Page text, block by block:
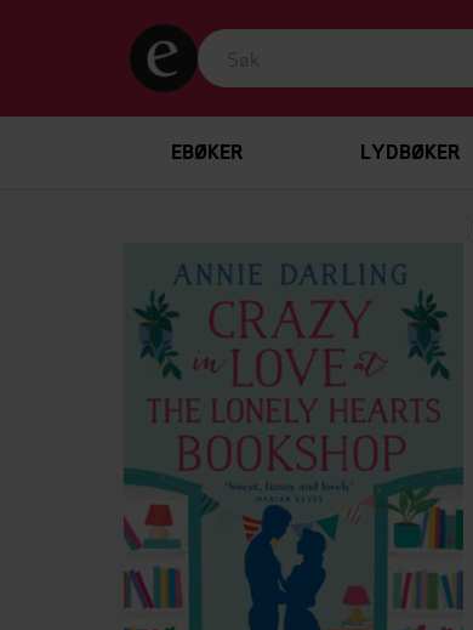
EBØKER LYDBØKER